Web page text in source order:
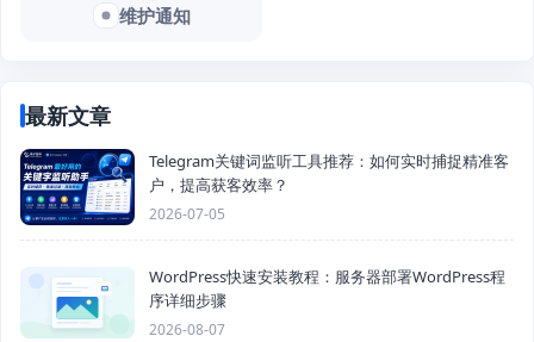
维护通知
最新文章
Telegram关键词监听工具推荐：如何实时捕捉精准客
户，提高获客效率？
2026-07-05
WordPress快速安装教程：服务器部署WordPress程
序详细步骤
2026-08-07